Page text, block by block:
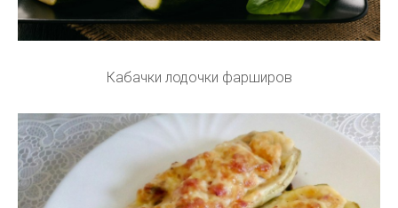
Кабачки лодочки фарширов